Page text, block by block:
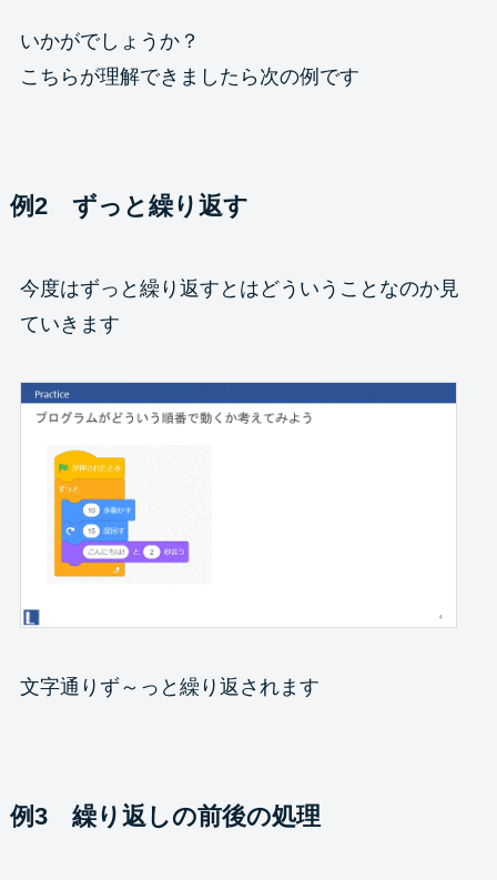
いかがでしょうか？
こちらが理解できましたら次の例です
例2 ずっと繰り返す
今度はずっと繰り返すとはどういうことなのか見
ていきます
文字通りず～っと繰り返されます
例3 繰り返しの前後の処理